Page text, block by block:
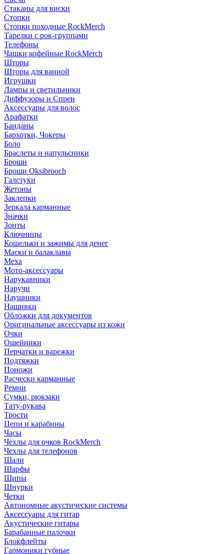
Стаканы для виски
Стопки
Стопки походные RockMerch
Тарелки с рок-группами
Телефоны
Чашки кофейные RockMerch
Шторы
Шторы для ванной
Игрушки
Лампы и светильники
Диффузоры и Спреи
Аксессуары для волос
Арафатки
Банданы
Бархотки, Чокеры
Боло
Браслеты и напульсники
Броши
Броши Oksibrooch
Галстуки
Жетоны
Заклепки
Зеркала карманные
Значки
Зонты
Ключницы
Кошельки и зажимы для денег
Маски и балаклавы
Меха
Мото-аксессуары
Нарукавники
Наручи
Наушники
Нашивки
Обложки для документов
Оригинальные аксессуары из кожи
Очки
Ошейники
Перчатки и варежки
Подтяжки
Поножи
Расчески карманные
Ремни
Сумки, рюкзаки
Тату-рукава
Трости
Цепи и карабины
Часы
Чехлы для очков RockMerch
Чехлы для телефонов
Шали
Шарфы
Шипы
Шнурки
Четки
Автономные акустические системы
Аксессуары для гитар
Акустические гитары
Барабанные палочки
Блокфлейты
Гармоники губные